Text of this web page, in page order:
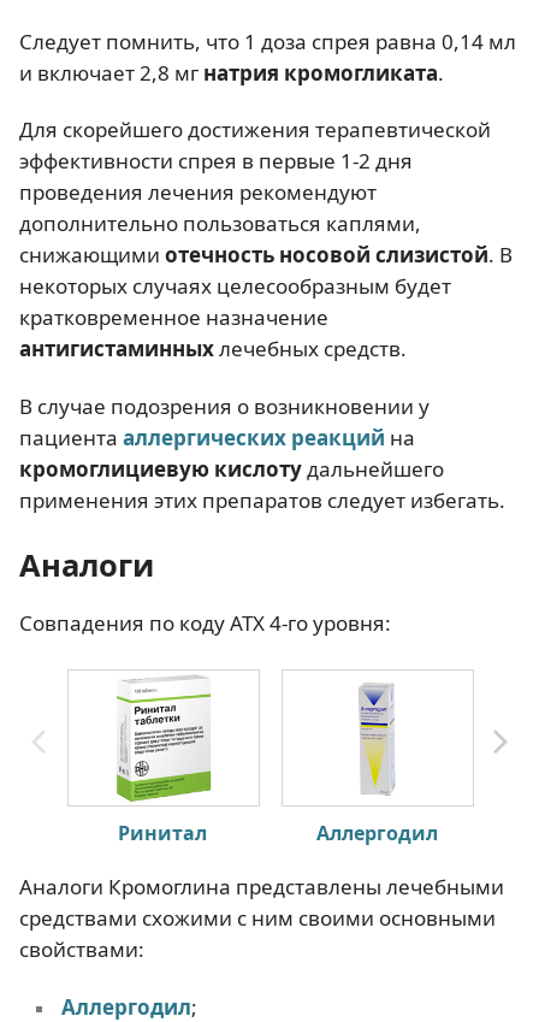
Следует помнить, что 1 доза спрея равна 0,14 мл
и включает 2,8 мг натрия кромогликата.
Для скорейшего достижения терапевтической
эффективности спрея в первые 1-2 дня
проведения лечения рекомендуют
дополнительно пользоваться каплями,
снижающими отечность носовой слизистой. В
некоторых случаях целесообразным будет
кратковременное назначение
антигистаминныхлечебных средств.
В случае подозрения о возникновении у
пациента аллергических реакций на
кромоглициевую кислотудальнейшего
применения этих препаратов следует избегать.
Аналоги
Совпадения по коду АТХ 4-го уровня:
Ринитал Аллергодил
Аналоги Кромоглина представлены лечебными
средствами схожими с ним своими основными
свойствами:
Аллергодил;